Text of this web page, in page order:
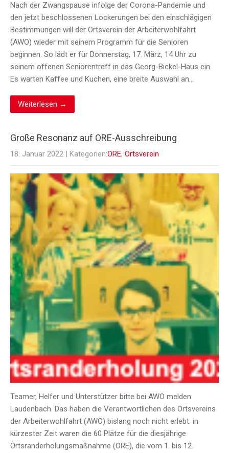
Nach der Zwangspause infolge der Corona-Pandemie und
den jetzt beschlossenen Lockerungen bei den einschlägigen
Bestimmungen will der Ortsverein der Arbeiterwohlfahrt
(AWO) wieder mit seinem Programm für die Senioren
beginnen. So lädt er für Donnerstag, 17. März, 14 Uhr zu
seinem offenen Seniorentreff in das Georg-Bickel-Haus ein.
Es warten Kaffee und Kuchen, eine breite Auswahl an…
Weiterlesen →
Große Resonanz auf ORE-Ausschreibung
18. Januar 2022 | Kategorien:ORE, Ortsverein
Teamer, Helfer und Unterstützer bitte bei AWO melden
Laudenbach. Das haben die Verantwortlichen des Ortsvereins
der Arbeiterwohlfahrt (AWO) bislang noch nicht erlebt: in
kürzester Zeit waren die 60 Plätze für die diesjährige
Ortsranderholungsmaßnahme (ORE), die vom 1. bis 12.